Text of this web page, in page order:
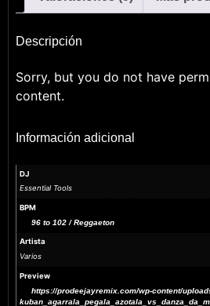
Descripción
Sorry, but you do not have
content.
Información adicional
DJ
Essential Tools
BPM
96 to 102 / Reggaeton
Artista
Varios
Preview
https://prodeejayremix.com/wp-content/